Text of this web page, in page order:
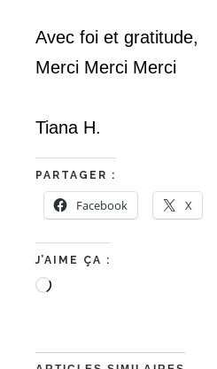
Avec foi et gratitude,
Merci Merci Merci
Tiana H.
PARTAGER :
Facebook X
J’AIME ÇA :